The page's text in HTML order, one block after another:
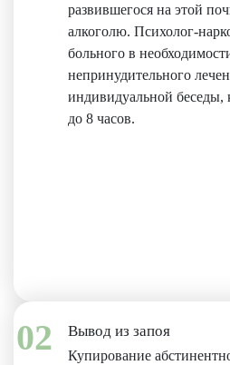
развившегося на этой
алкоголю. Психолог-
больного в
непринудительного
индивидуальной беседы,
до 8 часов.
02 Вывод из запоя
Купирование